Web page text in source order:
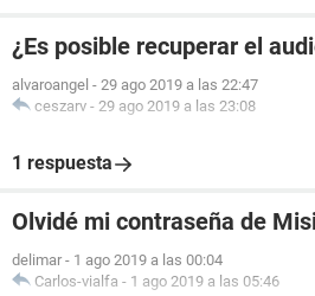
¿Es posible recuperar el
alvaroangel - 29 ago 2019 a las 22:47
ceszarv - 29 ago 2019 a las 23:08
1 respuesta
Olvidé mi contraseña de
delimar - 1 ago 2019 a las 00:04
Carlos-vialfa - 1 ago 2019 a las 05:46